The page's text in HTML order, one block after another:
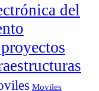
del
Moviles